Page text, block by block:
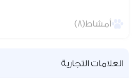
أمشاط(8)
العلامات التجارية